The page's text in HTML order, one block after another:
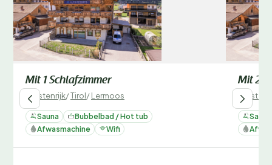
Mit 1 Schlafzimmer
Oostenrijk/Tirol/Lermoos
Sauna
Bubbelbad / Hot tub
Afwasmachine
Wifi
Mit 2
Sauna